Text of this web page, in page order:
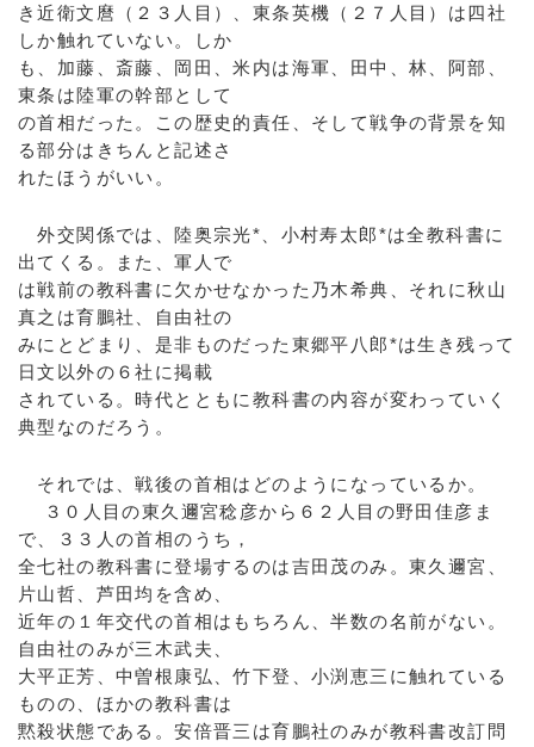
き近衛文麿（２３人目）、東条英機（２７人目）は四社
しか触れていない。しか
も、加藤、斎藤、岡田、米内は海軍、田中、林、阿部、
東条は陸軍の幹部として
の首相だった。この歴史的責任、そして戦争の背景を知
る部分はきちんと記述さ
れたほうがいい。
外交関係では、陸奥宗光*、小村寿太郎*は全教科書に
出てくる。また、軍人で
は戦前の教科書に欠かせなかった乃木希典、それに秋山
真之は育鵬社、自由社の
みにとどまり、是非ものだった東郷平八郎*は生き残って
日文以外の６社に掲載
されている。時代とともに教科書の内容が変わっていく
典型なのだろう。
それでは、戦後の首相はどのようになっているか。
３０人目の東久邇宮稔彦から６２人目の野田佳彦ま
で、３３人の首相のうち，
全七社の教科書に登場するのは吉田茂のみ。東久邇宮、
片山哲、芦田均を含め、
近年の１年交代の首相はもちろん、半数の名前がない。
自由社のみが三木武夫、
大平正芳、中曽根康弘、竹下登、小渕恵三に触れている
ものの、ほかの教科書は
黙殺状態である。安倍晋三は育鵬社のみが教科書改訂問